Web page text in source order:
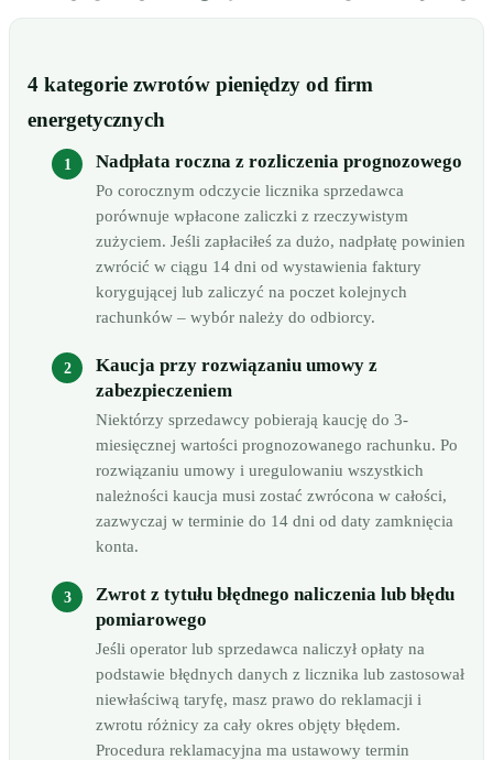
4 kategorie zwrotów pieniędzy od firm
energetycznych
Nadpłata roczna z rozliczenia prognozowego
Po corocznym odczycie licznika sprzedawca
porównuje wpłacone zaliczki z rzeczywistym
zużyciem. Jeśli zapłaciłeś za dużo, nadpłatę powinien
zwrócić w ciągu 14 dni od wystawienia faktury
korygującej lub zaliczyć na poczet kolejnych
rachunków – wybór należy do odbiorcy.
Kaucja przy rozwiązaniu umowy z
zabezpieczeniem
Niektórzy sprzedawcy pobierają kaucję do 3-
miesięcznej wartości prognozowanego rachunku. Po
rozwiązaniu umowy i uregulowaniu wszystkich
należności kaucja musi zostać zwrócona w całości,
zazwyczaj w terminie do 14 dni od daty zamknięcia
konta.
Zwrot z tytułu błędnego naliczenia lub błędu
pomiarowego
Jeśli operator lub sprzedawca naliczył opłaty na
podstawie błędnych danych z licznika lub zastosował
niewłaściwą taryfę, masz prawo do reklamacji i
zwrotu różnicy za cały okres objęty błędem.
Procedura reklamacyjna ma ustawowy termin